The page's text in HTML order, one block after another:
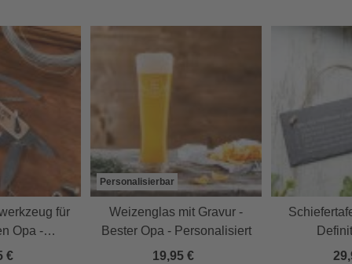
für
Opa -
€
Personalisierbar
Weizenglas mit Gravur -
Bester Opa - Personalisiert
19,95 €